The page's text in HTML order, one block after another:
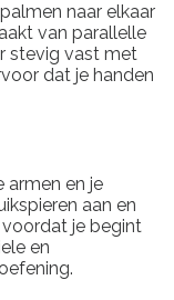
naar elkaar
van parallelle
stevig vast met
dat je handen
armen en je
aan en
je begint
en